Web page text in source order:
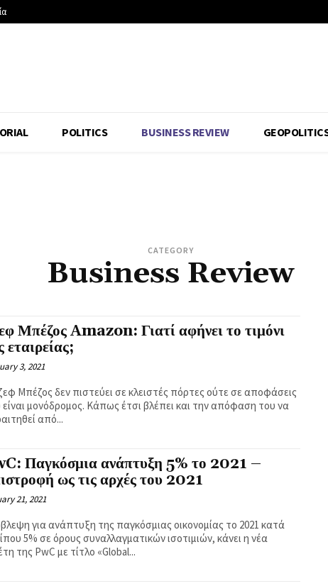
POLITICS BUSINESS REVIEW
CATEGORY
Business Review
Μπέζος Amazon: Γιατί αφήνει το τιμόνι
εταιρείας;
3, 2021
Μπέζος δεν πιστεύει σε κλειστές πόρτες ούτε σε αποφάσεις
μονόδρομος. Κάπως έτσι βλέπει και την απόφαση του να
από...
Παγκόσμια ανάπτυξη 5% το 2021 –
ως τις αρχές του 2021
21, 2021
για ανάπτυξη της παγκόσμιας οικονομίας το 2021 κατά
5% σε όρους συναλλαγματικών ισοτιμιών, κάνει η νέα
της PwC με τίτλο «Global...